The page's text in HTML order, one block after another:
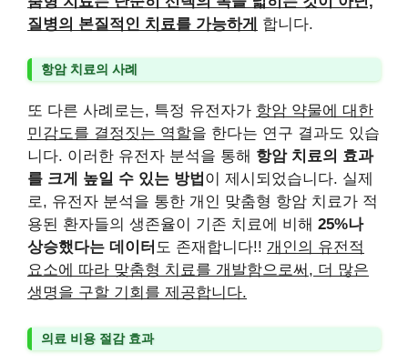
질병의 본질적인 치료를 가능하게
합니다.
항암 치료의 사례
또 다른 사례로는, 특정 유전자가 항암 약물에 대한
민감도를 결정짓는 역할을 한다는 연구 결과도 있습
니다. 이러한 유전자 분석을 통해 항암 치료의 효과
를 크게 높일 수 있는 방법 이 제시되었습니다. 실제
로, 유전자 분석을 통한 개인 맞춤형 항암 치료가 적
용된 환자들의 생존율이 기존 치료에 비해 25%나
상승했다는 데이터 도 존재합니다!! 개인의 유전적
요소에 따라 맞춤형 치료를 개발함으로써, 더 많은
생명을 구할 기회를 제공합니다.
의료 비용 절감 효과